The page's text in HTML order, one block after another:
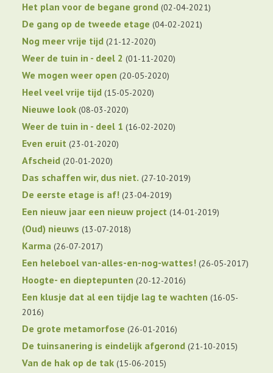
Het plan voor de begane grond 02-04-2021
De gang op de tweede etage 04-02-2021
Nog meer vrije tijd 21-12-2020
Weer de tuin in - deel 2 01-11-2020
We mogen weer open 20-05-2020
Heel veel vrije tijd 15-05-2020
Nieuwe look 08-03-2020
Weer de tuin in - deel 1 16-02-2020
Even eruit 23-01-2020
Afscheid 20-01-2020
Das schaffen wir, dus niet. 27-10-2019
De eerste etage is af! 23-04-2019
Een nieuw jaar een nieuw project 14-01-2019
(Oud) nieuws 13-07-2018
Karma 26-07-2017
Een heleboel van-alles-en-nog-wattes! 26-05-2017
Hoogte- en dieptepunten 20-12-2016
Een klusje dat al een tijdje lag te wachten 16-05-
2016
De grote metamorfose 26-01-2016
De tuinsanering is eindelijk afgerond 21-10-2015
Van de hak op de tak 15-06-2015